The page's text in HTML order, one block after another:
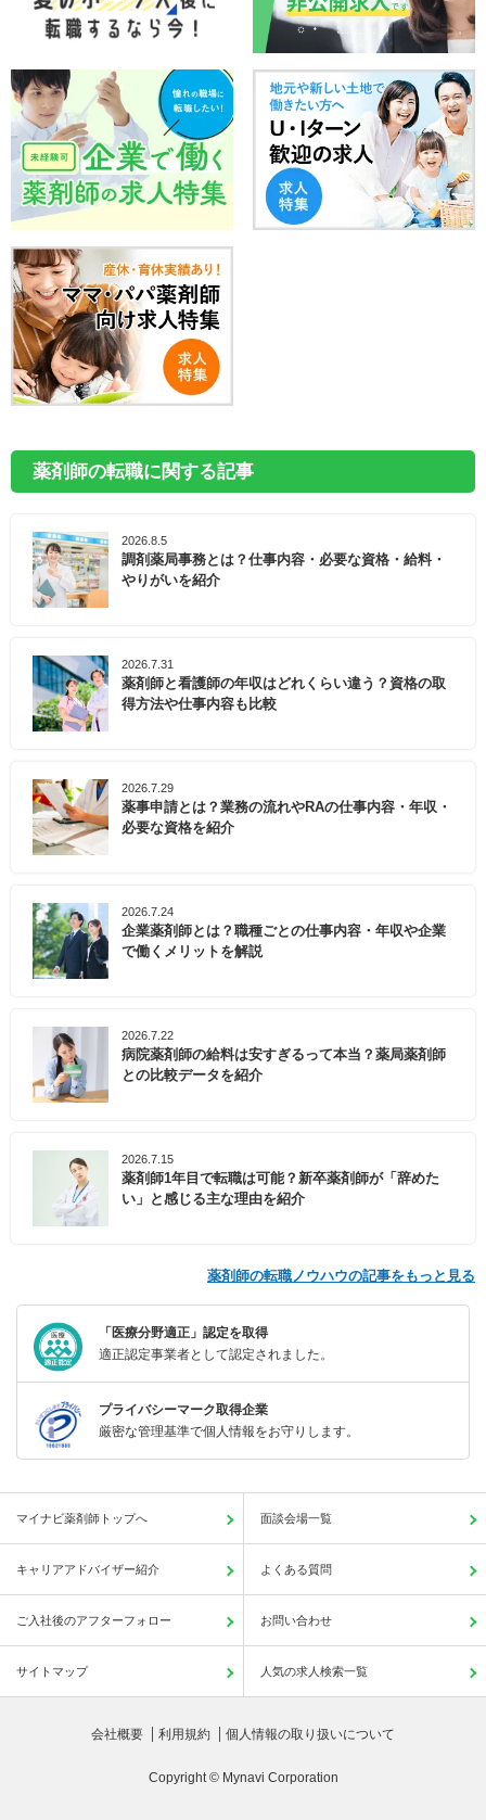
薬剤師の転職に関する記事
2026.8.5
調剤薬局事務とは？仕事内容・必要な資格・給料・
やりがいを紹介
2026.7.31
薬剤師と看護師の年収はどれくらい違う？資格の取
得方法や仕事内容も比較
2026.7.29
薬事申請とは？業務の流れやRAの仕事内容・年収・
必要な資格を紹介
2026.7.24
企業薬剤師とは？職種ごとの仕事内容・年収や企業
で働くメリットを解説
2026.7.22
病院薬剤師の給料は安すぎるって本当？薬局薬剤師
との比較データを紹介
2026.7.15
薬剤師1年目で転職は可能？新卒薬剤師が「辞めた
い」と感じる主な理由を紹介
薬剤師の転職ノウハウの記事をもっと見る
「医療分野適正」認定を取得
適正認定事業者として認定されました。
プライバシーマーク取得企業
厳密な管理基準で個人情報をお守りします。
マイナビ薬剤師トップへ 面談会場一覧
キャリアアドバイザー紹介 よくある質問
ご入社後のアフターフォロー お問い合わせ
サイトマップ 人気の求人検索一覧
会社概要 利用規約 個人情報の取り扱いについて
Copyright © Mynavi Corporation